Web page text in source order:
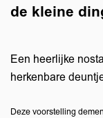
de kleine
Een heerlijke
herkenbare
Deze voorstelling